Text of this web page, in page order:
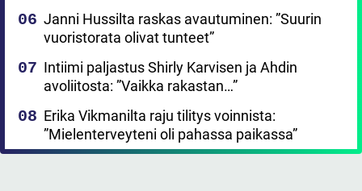
Janni Hussilta raskas avautuminen: ”Suurin
vuoristorata olivat tunteet”
Intiimi paljastus Shirly Karvisen ja Ahdin
avoliitosta: ”Vaikka rakastan…”
Erika Vikmanilta raju tilitys voinnista:
”Mielenterveyteni oli pahassa paikassa”